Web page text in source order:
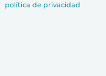
política de privacidad